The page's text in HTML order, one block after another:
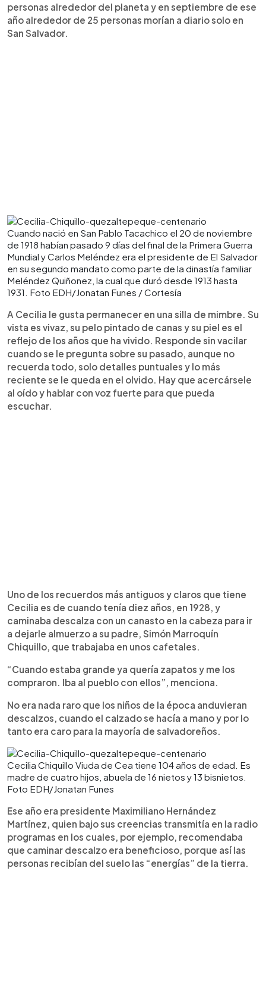
personas alrededor del planeta y en septiembre de ese
año alrededor de 25 personas morían a diario solo en
San Salvador.
Cuando nació en San Pablo Tacachico el 20 de noviembre
de 1918 habían pasado 9 días del final de la Primera Guerra
Mundial y Carlos Meléndez era el presidente de El Salvador
en su segundo mandato como parte de la dinastía familiar
Meléndez Quiñonez, la cual que duró desde 1913 hasta
1931. Foto EDH/Jonatan Funes / Cortesía
A Cecilia le gusta permanecer en una silla de mimbre. Su
vista es vivaz, su pelo pintado de canas y su piel es el
reflejo de los años que ha vivido. Responde sin vacilar
cuando se le pregunta sobre su pasado, aunque no
recuerda todo, solo detalles puntuales y lo más
reciente se le queda en el olvido. Hay que acercársele
al oído y hablar con voz fuerte para que pueda
escuchar.
Uno de los recuerdos más antiguos y claros que tiene
Cecilia es de cuando tenía diez años, en 1928, y
caminaba descalza con un canasto en la cabeza para ir
a dejarle almuerzo a su padre, Simón Marroquín
Chiquillo, que trabajaba en unos cafetales.
“Cuando estaba grande ya quería zapatos y me los
compraron. Iba al pueblo con ellos”, menciona.
No era nada raro que los niños de la época anduvieran
descalzos, cuando el calzado se hacía a mano y por lo
tanto era caro para la mayoría de salvadoreños.
Cecilia Chiquillo Viuda de Cea tiene 104 años de edad. Es
madre de cuatro hijos, abuela de 16 nietos y 13 bisnietos.
Foto EDH/Jonatan Funes
Ese año era presidente Maximiliano Hernández
Martínez, quien bajo sus creencias transmitía en la radio
programas en los cuales, por ejemplo, recomendaba
que caminar descalzo era beneficioso, porque así las
personas recibían del suelo las “energías” de la tierra.